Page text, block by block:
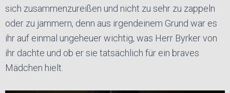
sich zusammenzureißen und nicht zu sehr zu zappeln
oder zu jammern, denn aus irgendeinem Grund war es
ihr auf einmal ungeheuer wichtig, was Herr Byrker von
ihr dachte und ob er sie tatsächlich für ein braves
Mädchen hielt.